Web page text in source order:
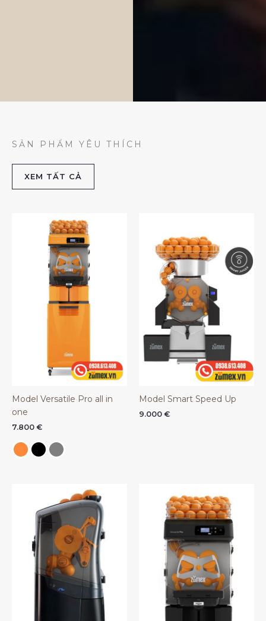
SẢN PHẨM YÊU THÍCH
XEM TẤT CẢ
Model Versatile Pro all in
one
7.800 €
Model Smart Speed Up
9.000 €